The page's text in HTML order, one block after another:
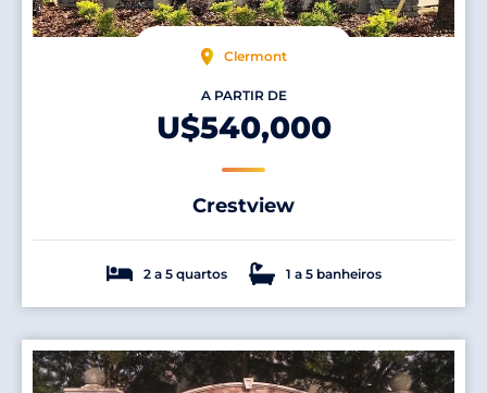
Clermont
A PARTIR DE
U$540,000
Crestview
2 a 5 quartos 1 a 5 banheiros